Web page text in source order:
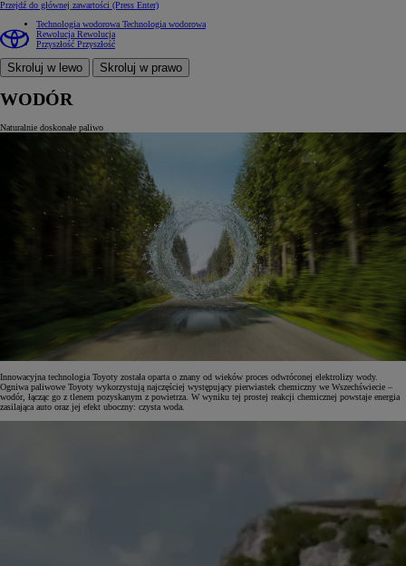
Przejdź do głównej zawartości (Press Enter)
Technologia wodorowa Technologia wodorowa
Rewolucja Rewolucja
Przyszłość Przyszłość
Skroluj w lewo Skroluj w prawo
WODÓR
Naturalnie doskonałe paliwo
Innowacyjna technologia Toyoty została oparta o znany od wieków proces odwróconej elektrolizy wody.
Ogniwa paliwowe Toyoty wykorzystują najczęściej występujący pierwiastek chemiczny we Wszechświecie –
wodór, łącząc go z tlenem pozyskanym z powietrza. W wyniku tej prostej reakcji chemicznej powstaje energia
zasilająca auto oraz jej efekt uboczny: czysta woda.